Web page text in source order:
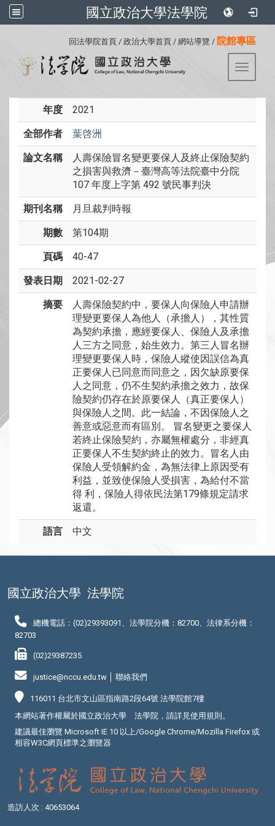
國立政治大學法學院
回法學院首頁 / 政治大學首頁 / 網站導覽 / 院館專區
Toggle
年度 2021
全部作者 葉啓洲
論文名稱
人壽保險冒名變更要保人及終止保險契約
之損害與救濟－臺灣高等法院臺中分院
107 年度上字第 492 號民事判決
期刊名稱 月旦裁判時報
期數 第104期
頁碼 40-47
發表日期 2021-02-27
摘要
人壽保險契約中，要保人向保險人申請辦
理變更要保人為他人（承擔人），其性質
為契約承擔，應經要保人、保險人及承擔
人三方之同意，始生效力。第三人冒名辦
理變更要保人時，保險人縱使因誤信為真
正要保人已同意而同意之，因欠缺原要保
人之同意，仍不生契約承擔之效力，故保
險契約仍存在於原要保人（真正要保人）
與保險人之間。此一結論，不因保險人之
善意或惡意而有區別。 冒名變更之要保人
若終止保險契約，亦屬無權處分，非經真
正要保人不生契約終止的效力。冒名人由
保險人受領解約金，為無法律上原因受有
利益，並致使保險人受損害，為給付不當
得 利，保險人得依民法第179條規定請求
返還。
語言 中文
國立政治大學 法學院
總機電話：(02)29393091、法學院分機：82700、法律系分機：
82703
(02)29387235
justice@nccu.edu.tw │聯絡我們
116011 台北市文山區指南路2段64號 法學院館7樓
本網站著作權屬於國立政治大學 法學院，請詳見使用規則 。
建議最佳瀏覽 Microsoft IE 10 以上/Google Chrome/Mozilla Firefox 或
相容W3C網頁標準之瀏覽器
造訪人次 : 40653064